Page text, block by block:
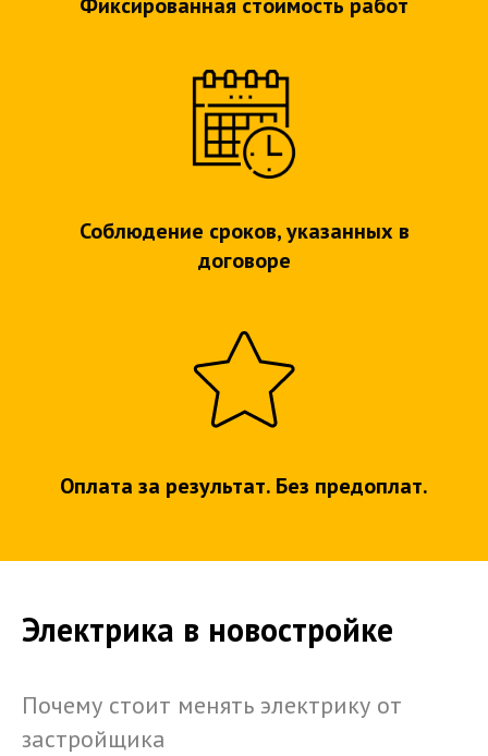
Фиксированная стоимость работ
Соблюдение сроков, указанных в
договоре
Оплата за результат. Без предоплат.
Электрика в новостройке
Почему стоит менять электрику от
застройщика